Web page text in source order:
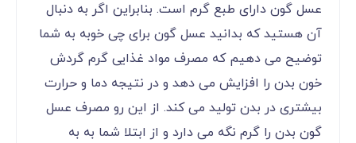
عسل گون دارای طبع گرم است. بنابراین اگر به دنبال
آن هستید که بدانید عسل گون برای چی خوبه به شما
توضیح می دهیم که مصرف مواد غذایی گرم گردش
خون بدن را افزایش می دهد و در نتیجه دما و حرارت
بیشتری در بدن تولید می کند. از این رو مصرف عسل
گون بدن را گرم نگه می دارد و از ابتلا شما به به